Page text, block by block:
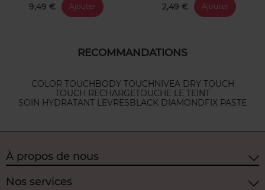
9,49 € Ajouter 2,49 € Ajouter
RECOMMANDATIONS
COLOR TOUCHBODY TOUCHNIVEA DRY TOUCH
TOUCH RECHARGETOUCHE LE TEINT
SOIN HYDRATANT LEVRESBLACK DIAMONDFIX PASTE
À propos de nous
Nos services